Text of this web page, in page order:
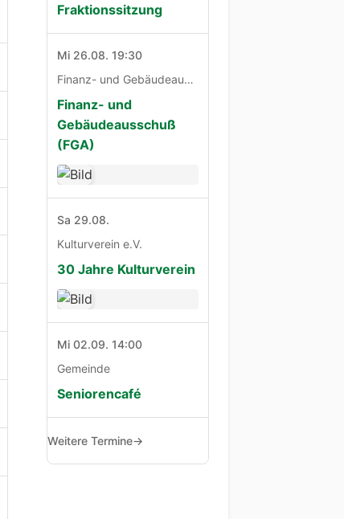
Fraktionssitzung
Mi 26.08. 19:30
Finanz- und Gebäudeausschuß
Finanz- und
Gebäudeausschuß
(FGA)
Sa 29.08.
Kulturverein e.V.
30 Jahre Kulturverein
Mi 02.09. 14:00
Gemeinde
Seniorencafé
Weitere Termine→